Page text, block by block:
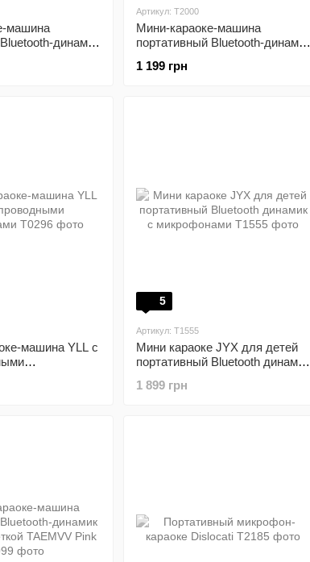
машина
динамик
Артикул: T2000
Мини-караоке-машина
портативный Bluetooth-динамик
Beige
1 199 грн
машина YLL с
5
Артикул: T1555
Мини караоке JYX для детей
портативный Bluetooth динамик
1 899 грн